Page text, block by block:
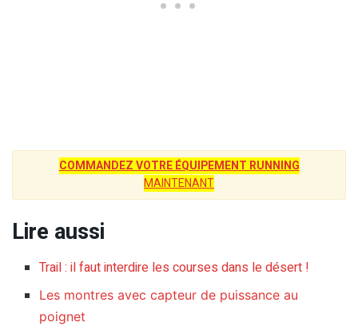
COMMANDEZ VOTRE ÉQUIPEMENT RUNNING
MAINTENANT
Lire aussi
Trail : il faut interdire les courses dans le désert !
Les montres avec capteur de puissance au
poignet